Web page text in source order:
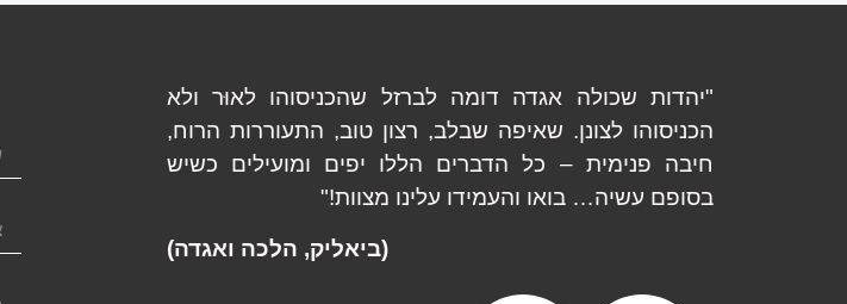
"יהדות שכולה אגדה דומה לברזל שהכניסוהו לאוּר ולא
הכניסוהו לצונן. שאיפה שבלב, רצון טוב, התעוררות הרוח,
חיבה פנימית – כל הדברים הללו יפים ומועילים כשיש
בסופם עשיה… בואו והעמידו עלינו מצוות!"
(ביאליק, הלכה ואגדה)